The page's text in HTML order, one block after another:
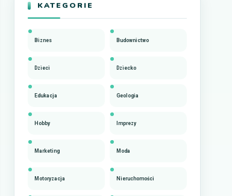
KATEGORIE
Biznes Budownictwo
Dzieci Dziecko
Edukacja Geologia
Hobby Imprezy
Marketing Moda
Motoryzacja Nieruchomości